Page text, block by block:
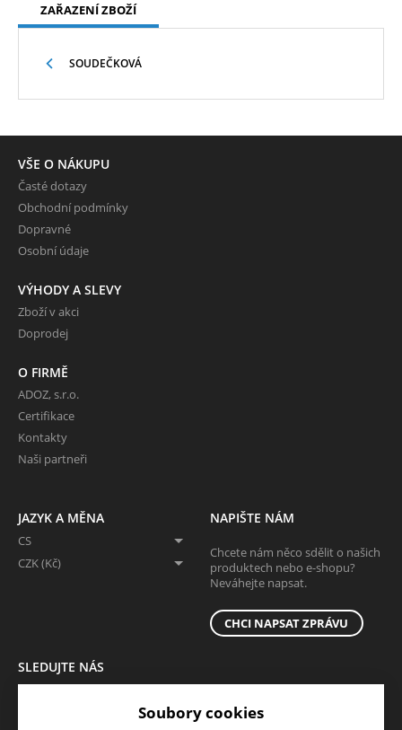
ZAŘAZENÍ ZBOŽÍ
SOUDEČKOVÁ
VŠE O NÁKUPU
Časté dotazy
Obchodní podmínky
Dopravné
Osobní údaje
VÝHODY A SLEVY
Zboží v akci
Doprodej
O FIRMĚ
ADOZ, s.r.o.
Certifikace
Kontakty
Naši partneři
JAZYK A MĚNA
CS
CZK (Kč)
NAPIŠTE NÁM
Chcete nám něco sdělit o našich
produktech nebo e-shopu?
Neváhejte napsat.
CHCI NAPSAT ZPRÁVU
SLEDUJTE NÁS
Soubory cookies